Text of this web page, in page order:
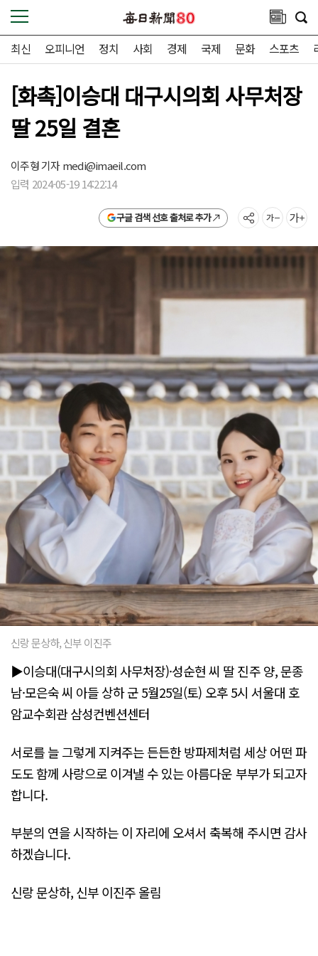
최신 오피니언 정치 사회 경제 국제 문화 스포츠
[화촉]이승대 대구시의회 사무처장
딸 25일 결혼
이주형 기자medi@imaeil.com
입력 2024-05-19 14:22:14
구글 검색 선호 출처로 추가
신랑 문상하, 신부 이진주
▶이승대(대구시의회 사무처장)·성순현 씨 딸 진주 양, 문종
남·모은숙 씨 아들 상하 군 5월25일(토) 오후 5시 서울대 호
암교수회관 삼성컨벤션센터
서로를 늘 그렇게 지켜주는 든든한 방파제처럼 세상 어떤 파
도도 함께 사랑으로 이겨낼 수 있는 아름다운 부부가 되고자
합니다.
부분의 연을 시작하는 이 자리에 오셔서 축복해 주시면 감사
하겠습니다.
신랑 문상하, 신부 이진주 올림